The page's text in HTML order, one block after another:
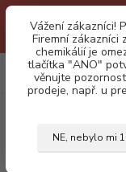
je neustálé
produkty z SK
Vážení zákazníci!
Firemní zákazníci
chemikálií je
tlačítka "ANO"
věnujte
prodeje, např. u
NE, nebylo mi